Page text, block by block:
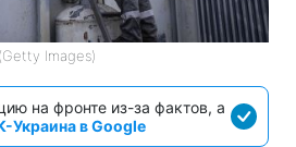
Images)
на фронте из-за фактов, а
Украина в Google